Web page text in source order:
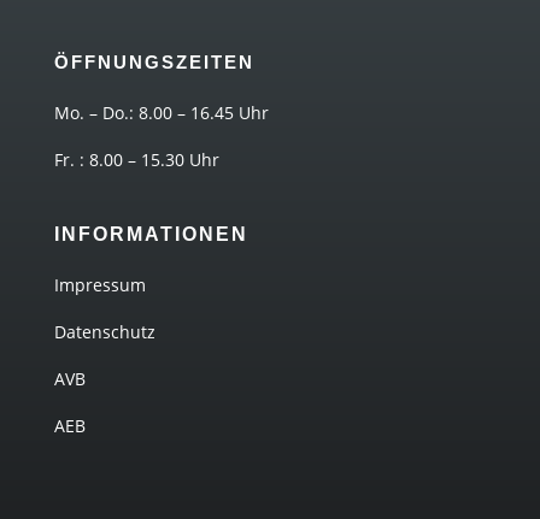
ÖFFNUNGSZEITEN
Mo. – Do.: 8.00 – 16.45 Uhr
Fr. : 8.00 – 15.30 Uhr
INFORMATIONEN
Impressum
Datenschutz
AVB
AEB